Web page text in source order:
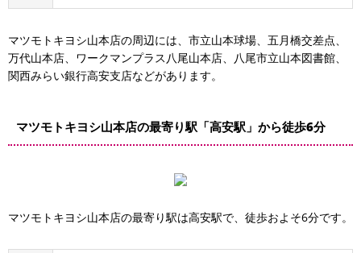
マツモトキヨシ山本店の周辺には、市立山本球場、五月橋交差点、
万代山本店、ワークマンプラス八尾山本店、八尾市立山本図書館、
関西みらい銀行高安支店などがあります。
マツモトキヨシ山本店の最寄り駅「高安駅」から徒歩6分
マツモトキヨシ山本店の最寄り駅は高安駅で、徒歩およそ6分です。